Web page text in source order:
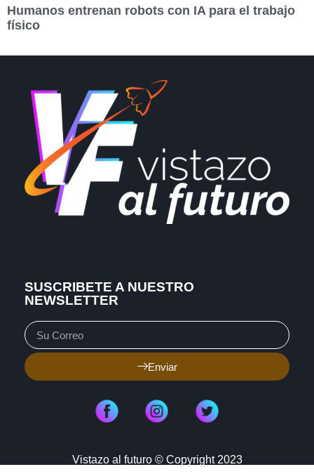
Humanos entrenan robots con IA para el trabajo
físico
SUSCRIBETE A NUESTRO
NEWSLETTER
Enviar
Vistazo al futuro © Copyright 2023